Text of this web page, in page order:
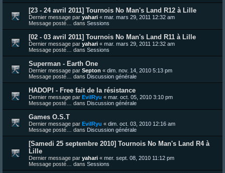
[23 - 24 avril 2011] Tournois No Man's Land R12 à Lille
Dernier message par yahari « mar. mars 29, 2011 12:32 am
Message posté… dans Sessions
[02 - 03 avril 2011] Tournois No Man's Land R11 à Lille
Dernier message par yahari « mar. mars 29, 2011 12:32 am
Message posté… dans Sessions
Superman - Earth One
Dernier message par Septon « dim. nov. 14, 2010 5:13 pm
Message posté… dans Discussion générale
HADOPI - Free fait de la résistance
Dernier message par EvilRyu « mar. oct. 05, 2010 3:10 pm
Message posté… dans Discussion générale
Games O.S.T
Dernier message par EvilRyu « dim. oct. 03, 2010 12:16 am
Message posté… dans Discussion générale
[Samedi 25 septembre 2010] Tournois No Man's Land R4 à
Lille
Dernier message par yahari « mer. sept. 08, 2010 11:12 pm
Message posté… dans Sessions